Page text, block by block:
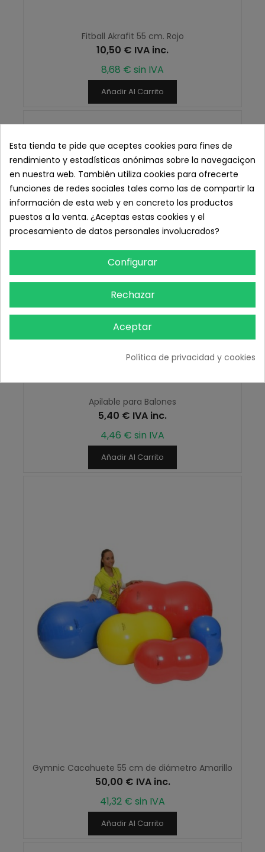
Fitball Akrafit 55 cm. Rojo
10,50 € IVA inc.
8,68 € sin IVA
Añadir Al Carrito
Apilable para Balones
5,40 € IVA inc.
4,46 € sin IVA
Añadir Al Carrito
Gymnic Cacahuete 55 cm de diámetro Amarillo
50,00 € IVA inc.
41,32 € sin IVA
Añadir Al Carrito
Esta tienda te pide que aceptes cookies para fines de
rendimiento y estadísticas anónimas sobre la navegaciçon
en nuestra web. También utiliza cookies para ofrecerte
funciones de redes sociales tales como las de compartir la
información de esta web y en concreto los productos
puestos a la venta. ¿Aceptas estas cookies y el
procesamiento de datos personales involucrados?
Configurar
Rechazar
Aceptar
Política de privacidad y cookies